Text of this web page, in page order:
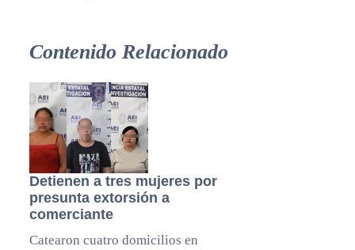
Contenido Relacionado
Detienen a tres mujeres por
presunta extorsión a
comerciante
Catearon cuatro domicilios en